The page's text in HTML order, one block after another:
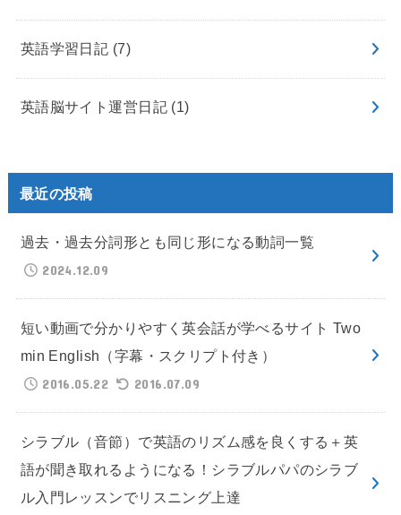
英語学習日記 (7)
英語脳サイト運営日記 (1)
最近の投稿
過去・過去分詞形とも同じ形になる動詞一覧
2024.12.09
短い動画で分かりやすく英会話が学べるサイト Two
min English（字幕・スクリプト付き）
2016.05.22
2016.07.09
シラブル（音節）で英語のリズム感を良くする＋英
語が聞き取れるようになる！シラブルパパのシラブ
ル入門レッスンでリスニング上達